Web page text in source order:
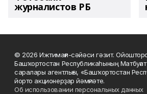
журналистов РБ
© 2026 Ижтимағи-сәйәси гәзит.
Башҡортостан Республикаһының
саралары агентлығы, «Башҡортостан
йорто акционерҙар йәмғиәте.
Об использовании персональных данных